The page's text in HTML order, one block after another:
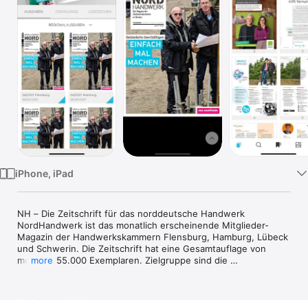
TV
iPhone, iPad
NH – Die Zeitschrift für das norddeutsche Handwerk
NordHandwerk ist das monatlich erscheinende Mitglieder-
Magazin der Handwerkskammern Flensburg, Hamburg, Lübeck
und Schwerin. Die Zeitschrift hat eine Gesamtauflage von
mehr als 55.000 Exemplaren. Zielgruppe sind die
more